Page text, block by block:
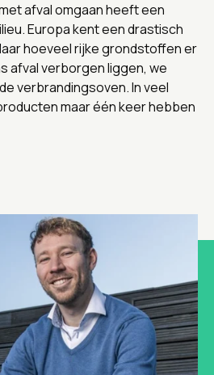
afval omgaan heeft een
Europa kent een drastisch
hoeveel rijke grondstoffen er
afval verborgen liggen, we
verbrandingsoven. In veel
maar één keer hebben